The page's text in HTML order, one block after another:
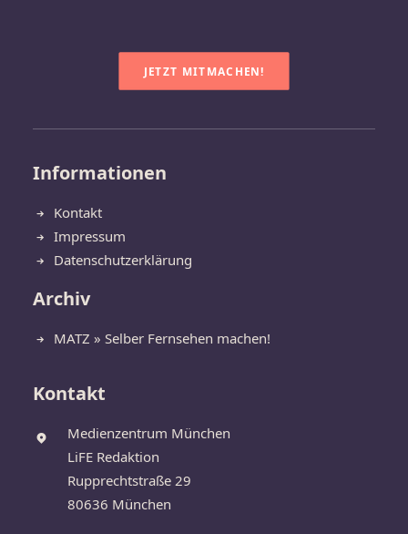
JETZT MITMACHEN!
Informationen
Kontakt
Impressum
Datenschutzerklärung
Archiv
MATZ » Selber Fernsehen machen!
Kontakt
Medienzentrum München
LiFE Redaktion
Rupprechtstraße 29
80636 München